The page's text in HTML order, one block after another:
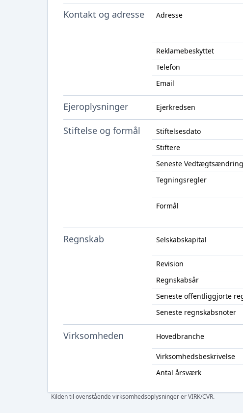
Kontakt og adresse Adresse
Reklamebeskyttet
Telefon
Email
Ejeroplysninger Ejerkredsen
Stiftelse og formål Stiftelsesdato
Stiftere
Seneste
Tegningsregler
Formål
Regnskab Selskabskapital
Revision
Regnskabsår
Seneste offentliggjorte
Seneste regnskabsnoter
Virksomheden Hovedbranche
Virksomhedsbeskrivelse
Antal årsværk
Kilden til ovenstående virksomhedsoplysninger er VIRK/CVR.